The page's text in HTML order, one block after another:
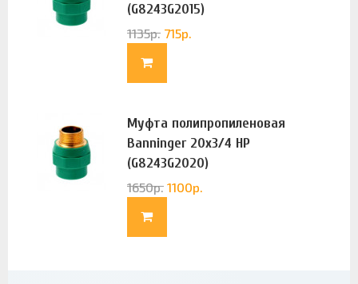
(G8243G2015)
1135р. 715р.
Муфта полипропиленовая
Banninger 20х3/4 НР
(G8243G2020)
1650р. 1100р.